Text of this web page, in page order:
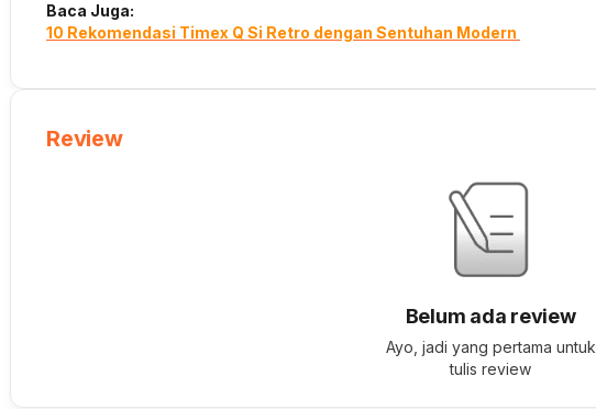
Baca Juga:
10 Rekomendasi Timex Q Si Retro dengan Sentuhan Modern
Review
Belum ada review
Ayo, jadi yang pertama untuk
tulis review